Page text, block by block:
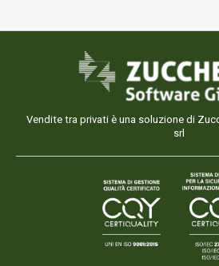
Vendite tra privati è una soluzione di
srl